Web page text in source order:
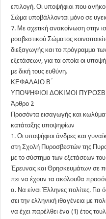
επιλογή. Οι υποψήφιοι που
Σώμα υποβάλλονται μόνο σε
7. Με σχετική ανακοίνωση στην
ροσβεστικού Σώματος
διεξαγωγής και το πρόγραμμα
εξετάσεων, για τα οποία οι
με δική τους ευθύνη.
ΚΕΦΑΛΑΙΟ Β ́
ΥΠΟΨΗΦΙΟΙ ΔΟΚΙΜΟΙ
Άρθρο 2
Προσόντα εισαγωγής και
κατάταξης υποψηφίων
1. Οι υποψήφιοι άνδρες και
στη Σχολή Πυροσβεστών της
με το σύστημα των εξετάσεων
Έρευνας και Θρησκευμάτων σε
πει να έχουν τα ακόλουθα
α. Να είναι Έλληνες πολίτες. Για
σει την ελληνική ιθαγένεια με
να έχει παρέλθει ένα (1) έτος